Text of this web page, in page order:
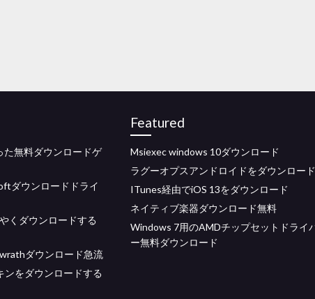
た無料ダウンロードゲ
ダウンロードドライ
くダウンロードする
ダウンロード急流
ンをダウンロードする
Featured
Msiexec windows 10ダウンロード
ラグーオプスアンドロイドをダウンロード
ITunes経由でiOS 13をダウンロード
ネイティブ楽器ダウンロード無料
Windows 7用のAMDチップセットドライ
ー無料ダウンロード